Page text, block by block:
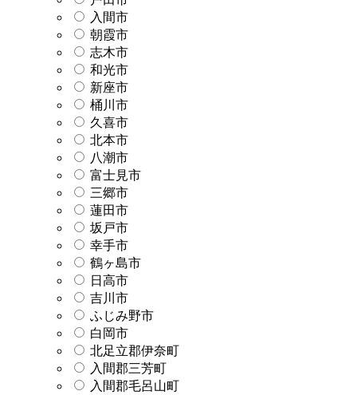
入間市
朝霞市
志木市
和光市
新座市
桶川市
久喜市
北本市
八潮市
富士見市
三郷市
蓮田市
坂戸市
幸手市
鶴ヶ島市
日高市
吉川市
ふじみ野市
白岡市
北足立郡伊奈町
入間郡三芳町
入間郡毛呂山町